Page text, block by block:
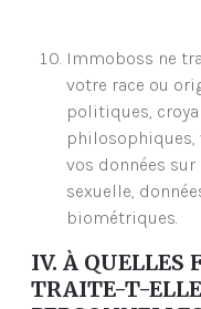
Immoboss ne
votre race ou
politiques,
philosophiques,
vos données
sexuelle,
biométriques.
IV. À QUELLES
TRAITE-T-